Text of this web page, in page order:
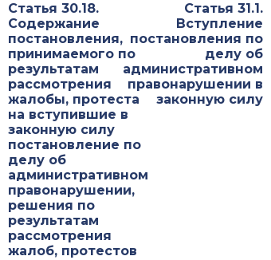
Статья 30.18.
Содержание
постановления,
принимаемого по
результатам
рассмотрения
жалобы, протеста
на вступившие в
законную силу
постановление по
делу об
административном
правонарушении,
решения по
результатам
рассмотрения
жалоб, протестов
Статья 31.1.
Вступление
постановления по
делу об
административном
правонарушении в
законную силу